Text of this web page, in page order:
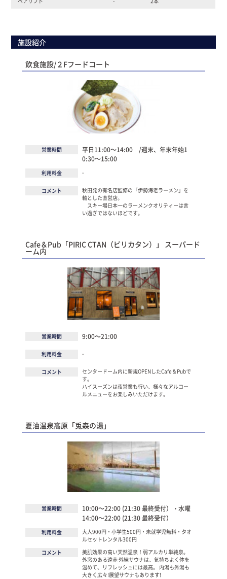
施設紹介
飲食施設/２Fフードコート
営業時間
平日11:00～14:00 /週末、年末年始1
0:30～15:00
利用料金 -
コメント
秋田発の有名店監修の「伊勢海老ラーメン」を
軸とした直営店。
スキー場日本一のラーメンクオリティーは言
い過ぎではないほどです。
Cafe＆Pub「PIRIC CTAN（ピリカタン）」 スーパード
ーム内
営業時間 9:00～21:00
利用料金 -
コメント
センタードーム内に新規OPENしたCafe＆Pubで
す。
ハイスーズンは夜営業も行い、様々なアルコー
ルメニューをお楽しみいただけます。
夏油温泉高原「兎森の湯」
営業時間
10:00～22:00 (21:30 最終受付）・水曜
14:00～22:00 (21:30 最終受付）
利用料金
大人900円・小学生500円・未就学児無料・タオ
ルセットレンタル300円
コメント
美肌効果の高い天然温泉！弱アルカリ単純泉。
外窓のある遠赤 外線サウナは、気持ちよく体を
温めて、リフレッシュには最高。 内湯も外湯も
大きく広々!展望サウナもあります!